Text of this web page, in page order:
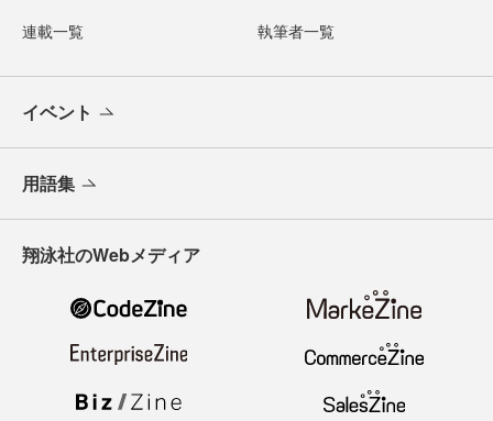
連載一覧 執筆者一覧
イベント
用語集
翔泳社のWebメディア